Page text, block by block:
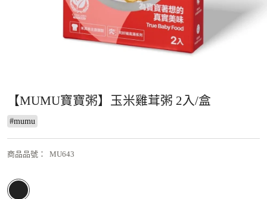
【MUMU寶寶粥】玉米雞茸粥 2入/盒
#mumu
商品品號 ： MU643